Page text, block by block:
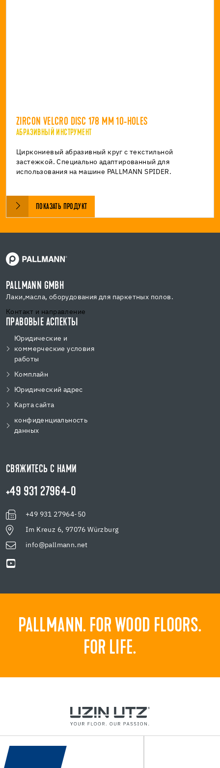
ZIRCON VELCRO DISC 178 MM 10-HOLES
АБРАЗИВНЫЙ ИНСТРУМЕНТ
Циркониевый абразивный круг с текстильной
застежкой. Специально адаптированный для
использования на машине PALLMANN SPIDER.
ПОКАЗАТЬ ПРОДУКТ
PALLMANN GMBH
Лаки,масла, оборудования для паркетных полов.
Контакт и направление
ПРАВОВЫЕ АСПЕКТЫ
Юридические и
коммерческие условия
работы
Комплайн
Юридический адрес
Kарта сайта
конфиденциальность
данных
СВЯЖИТЕСЬ С НАМИ
+49 931 27964-0
+49 931 27964-50
Im Kreuz 6, 97076 Würzburg
info@pallmann.net
PALLMANN. FOR WOOD FLOORS.
FOR LIFE.